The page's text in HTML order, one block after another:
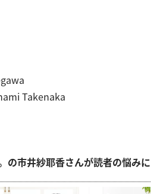
Takenaka
の市井紗耶香さんが読者の悩みに